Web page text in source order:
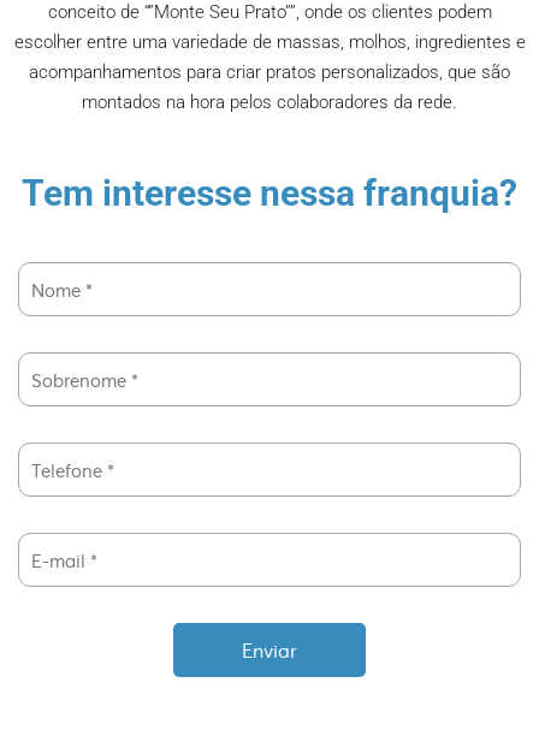
conceito de “”Monte Seu Prato””, onde os clientes podem
escolher entre uma variedade de massas, molhos, ingredientes e
acompanhamentos para criar pratos personalizados, que são
montados na hora pelos colaboradores da rede.
Tem interesse nessa franquia?